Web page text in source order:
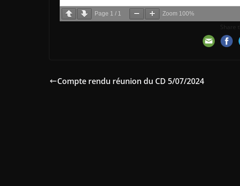
Page 1 / 1 Zoom 100%
Share
Compte rendu réunion du CD 5/07/2024